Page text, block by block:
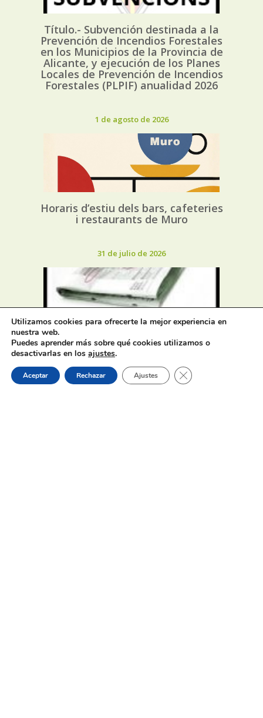
Título.- Subvención destinada a la
Prevención de Incendios Forestales
en los Municipios de la Provincia de
Alicante, y ejecución de los Planes
Locales de Prevención de Incendios
Forestales (PLPIF) anualidad 2026
1 de agosto de 2026
Horaris d’estiu dels bars, cafeteries
i restaurants de Muro
31 de julio de 2026
Oferta de Trabajo: SAD, SERVICIO
DE AYUDA A DOMICILIO
31 de julio de 2026
Utilizamos cookies para ofrecerte la mejor experiencia en
nuestra web.
Puedes aprender más sobre qué cookies utilizamos o
desactivarlas en los ajustes.
Aceptar Rechazar Ajustes Cerrar el banner de